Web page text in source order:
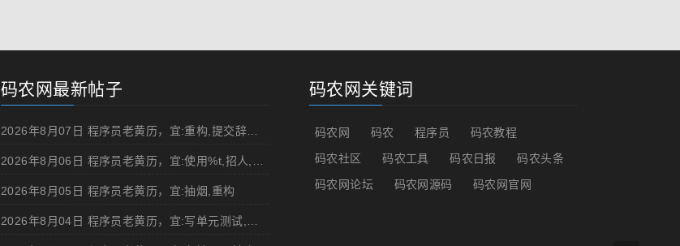
码农网最新帖子
2026年8月07日 程序员老黄历，宜:重构,提交辞职申请,申请加薪
2026年8月05日 程序员老黄历，宜:抽烟,重构
码农网关键词
码农网 码农 程序员
码农教程
码农社区
码农工具 码农日报
码农头条
码农网论坛
码农网源码 码农网官网